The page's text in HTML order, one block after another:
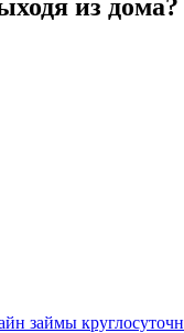
из дома?
займы